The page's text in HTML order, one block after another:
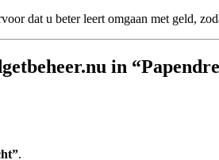
dat u beter leert omgaan met geld,
in
.